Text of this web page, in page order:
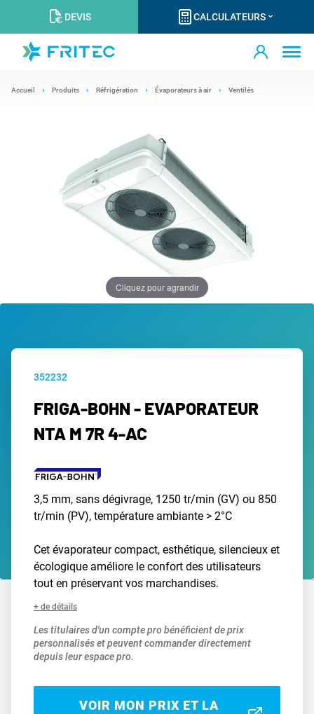
DEVIS CALCULATEURS
Accueil Produits Réfrigération Évaporateurs à air Ventilés
Cliquez pour agrandir
352232
FRIGA-BOHN - EVAPORATEUR
NTA M 7R 4-AC
3,5 mm, sans dégivrage, 1250 tr/min (GV) ou 850
tr/min (PV), température ambiante > 2°C
Cet évaporateur compact, esthétique, silencieux et
écologique améliore le confort des utilisateurs
tout en préservant vos marchandises.
+ de détails
Les titulaires d'un compte pro bénéficient de prix
personnalisés et peuvent commander directement
depuis leur espace pro.
VOIR MON PRIX ET LA